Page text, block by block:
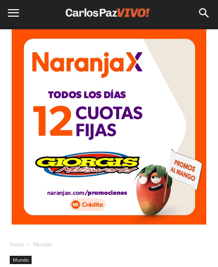
Inicio Mundo
Mundo